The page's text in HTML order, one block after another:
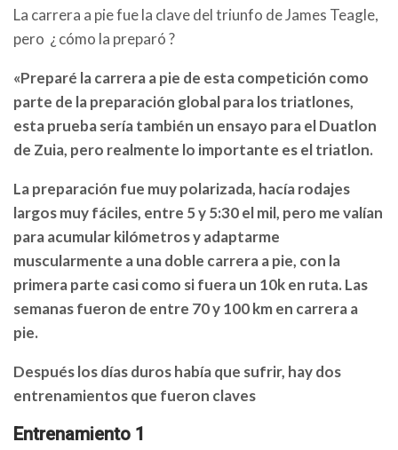
La carrera a pie fue la clave del triunfo de James Teagle,
pero ¿ cómo la preparó ?
«Preparé la carrera a pie de esta competición como
parte de la preparación global para los triatlones,
esta prueba sería también un ensayo para el Duatlon
de Zuia, pero realmente lo importante es el triatlon.
La preparación fue muy polarizada, hacía rodajes
largos muy fáciles, entre 5 y 5:30 el mil, pero me valían
para acumular kilómetros y adaptarme
muscularmente a una doble carrera a pie, con la
primera parte casi como si fuera un 10k en ruta. Las
semanas fueron de entre 70 y 100 km en carrera a
pie.
Después los días duros había que sufrir, hay dos
entrenamientos que fueron claves
Entrenamiento 1